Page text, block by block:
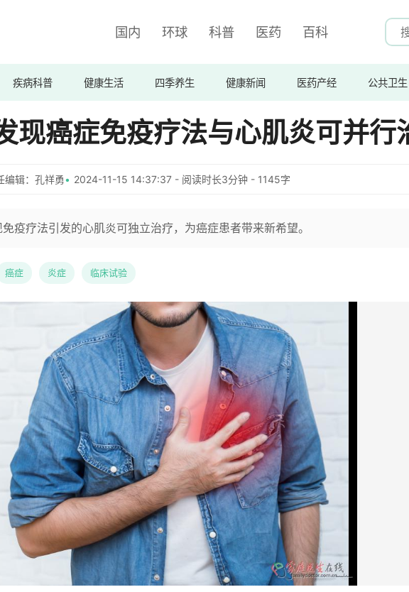
国内 环球 科普 医药 百科
疾病科普 健康生活 四季养生 健康新闻 医药产经 公共卫生
现癌症免疫疗法与心肌炎可并行
编辑：孔祥勇 2024-11-15 14:37:37 - 阅读时长3分钟 - 1145字
疫疗法引发的心肌炎可独立治疗，为癌症患者带来新希望。
癌症 炎症 临床试验